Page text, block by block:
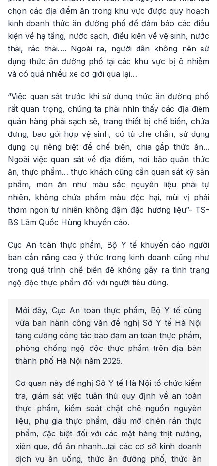
chọn các địa điểm ăn trong khu vực được quy hoạch
kinh doanh thức ăn đường phố để đảm bảo các điều
kiện về hạ tầng, nước sạch, điều kiện về vệ sinh, nước
thải, rác thải…. Ngoài ra, người dân không nên sử
dụng thức ăn đường phố tại các khu vực bị ô nhiễm
và có quá nhiều xe cơ giới qua lại…
“Việc quan sát trước khi sử dụng thức ăn đường phố
rất quan trọng, chúng ta phải nhìn thấy các địa điểm
quán hàng phải sạch sẽ, trang thiết bị chế biến, chứa
đựng, bao gói hợp vệ sinh, có tủ che chắn, sử dụng
dụng cụ riêng biệt để chế biến, chia gắp thức ăn...
Ngoài việc quan sát về địa điểm, nơi bảo quản thức
ăn, thực phẩm… thực khách cũng cần quan sát kỹ sản
phẩm, món ăn như màu sắc nguyên liệu phải tự
nhiên, không chứa phẩm màu độc hại, mùi vị phải
thơm ngon tự nhiên không đậm đặc hương liệu”- TS-
BS Lâm Quốc Hùng khuyến cáo.
Cục An toàn thực phẩm, Bộ Y tế khuyến cáo người
bán cần nâng cao ý thức trong kinh doanh cũng như
trong quá trình chế biến để không gây ra tình trạng
ngộ độc thực phẩm đối với người tiêu dùng.
Mới đây, Cục An toàn thực phẩm, Bộ Y tế cũng
vừa ban hành công văn đề nghị Sở Y tế Hà Nội
tăng cường công tác bảo đảm an toàn thực phẩm,
phòng chống ngộ độc thực phẩm trên địa bàn
thành phố Hà Nội năm 2025.
Cơ quan này đề nghị Sở Y tế Hà Nội tổ chức kiểm
tra, giám sát việc tuân thủ quy định về an toàn
thực phẩm, kiểm soát chặt chẽ nguồn nguyên
liệu, phụ gia thực phẩm, dầu mỡ chiên rán thực
phẩm, đặc biệt đối với các mặt hàng thịt nướng,
xiên que, đồ ăn nhanh...tại các cơ sở kinh doanh
dịch vụ ăn uống, thức ăn đường phố, thức ăn